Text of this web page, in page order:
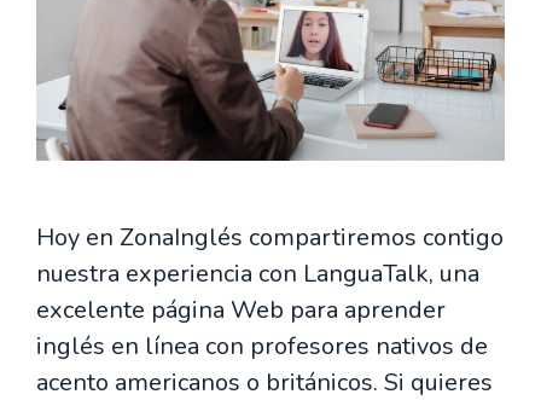
Hoy en ZonaInglés compartiremos contigo
nuestra experiencia con LanguaTalk, una
excelente página Web para aprender
inglés en línea con profesores nativos de
acento americanos o británicos. Si quieres